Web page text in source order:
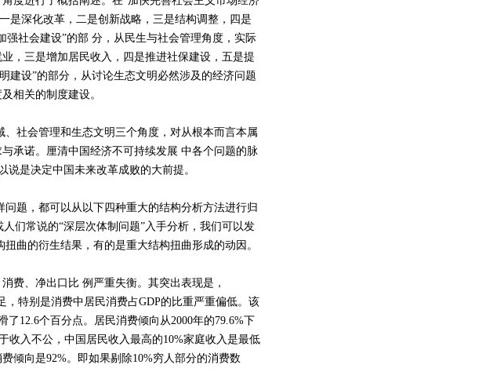
是深化改革，二是创新战略，三是结构调整，四是
社会建设”的部 分，从民生与社会管理角度，实际
，三是增加居民收入，四是推进社保建设，五是提
建设”的部分，从讨论生态文明必然涉及的经济问题
相关的制度建设。
社会管理和生态文明三个角度，对从根本而言本属
承诺。厘清中国经济不可持续发展 中各个问题的脉
说是决定中国未来改革成败的大前提。
题，都可以从以下四种重大的结构分析方法进行归
们常说的“深层次体制问题”入手分析，我们可以发
曲的衍生结果，有的是重大结构扭曲形成的动因。
、净出口比 例严重失衡。其突出表现是，
，特别是消费中居民消费占GDP的比重严重偏低。该
了12.6个百分点。居民消费倾向从2000年的79.6%下
收入不公，中国居民收入最高的10%家庭收入是最低
倾向是92%。即如果剔除10%穷人部分的消费数